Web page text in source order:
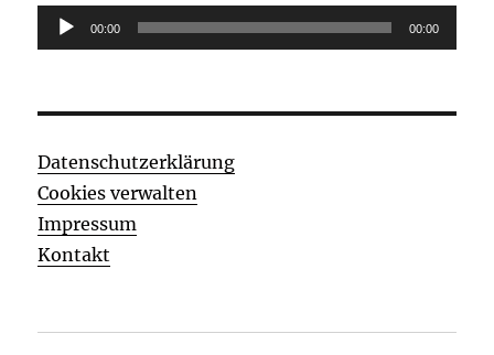
Audio-
Player
00:00 00:00
Datenschutzerklärung
Cookies verwalten
Impressum
Kontakt